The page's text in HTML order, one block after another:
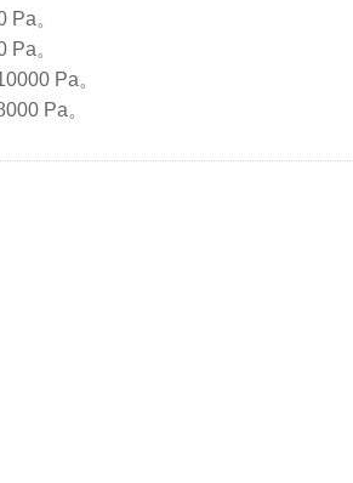
。
。
Pa。
Pa。